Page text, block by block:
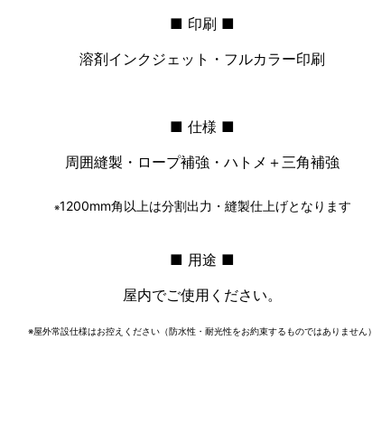
■ 印刷 ■
溶剤インクジェット・フルカラー印刷
■ 仕様 ■
周囲縫製・ロープ補強・ハトメ＋三角補強
※1200mm角以上は分割出力・縫製仕上げとなります
■ 用途 ■
屋内でご使用ください。
※屋外常設仕様はお控えください（防水性・耐光性をお約束するものではありません）